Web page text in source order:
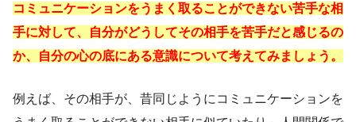
コミュニケーションをうまく取ることができない苦手な相
手に対して、自分がどうしてその相手を苦手だと感じるの
か、自分の心の底にある意識について考えてみましょう。
例えば、その相手が、昔同じようにコミュニケーションを